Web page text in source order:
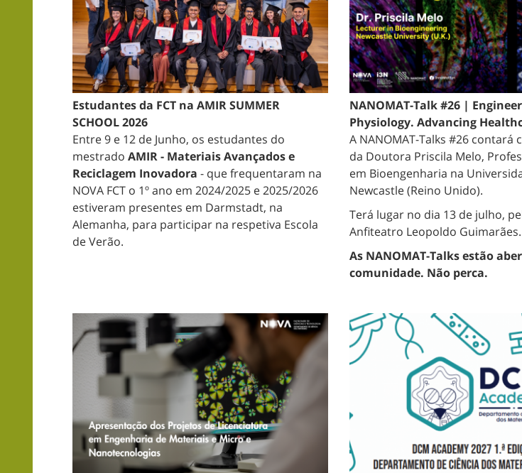
Estudantes da FCT na AMIR SUMMER
SCHOOL 2026
Entre 9 e 12 de Junho, os estudantes do
mestrado AMIR - Materiais Avançados e
Reciclagem Inovadora - que frequentaram na
NOVA FCT o 1º ano em 2024/2025 e 2025/2026
estiveram presentes em Darmstadt, na
Alemanha, para participar na respetiva Escola
de Verão.
NANOMAT-Talk #26 |
Physiology. Advancing
A NANOMAT-Talks #26 contará
da Doutora Priscila Melo,
em Bioengenharia na
Newcastle (Reino Unido).
Terá lugar no dia 13 de julho,
Anfiteatro Leopoldo Guimarães.
As NANOMAT-Talks estão
comunidade. Não perca.